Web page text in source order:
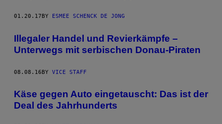
01.20.17 BY ESMEE SCHENCK DE JONG
Illegaler Handel und Revierkämpfe –
Unterwegs mit serbischen Donau-Piraten
08.08.16BY VICE STAFF
Käse gegen Auto eingetauscht: Das ist der
Deal des Jahrhunderts